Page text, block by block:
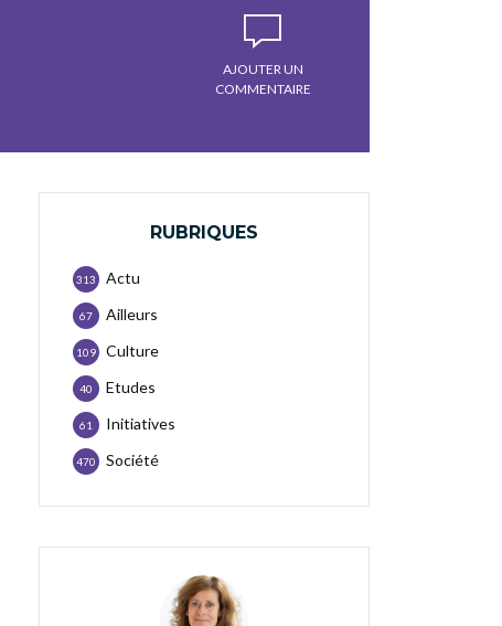
AJOUTER UN
COMMENTAIRE
RUBRIQUES
Actu
313
Ailleurs
67
Culture
109
Etudes
40
Initiatives
61
Société
470